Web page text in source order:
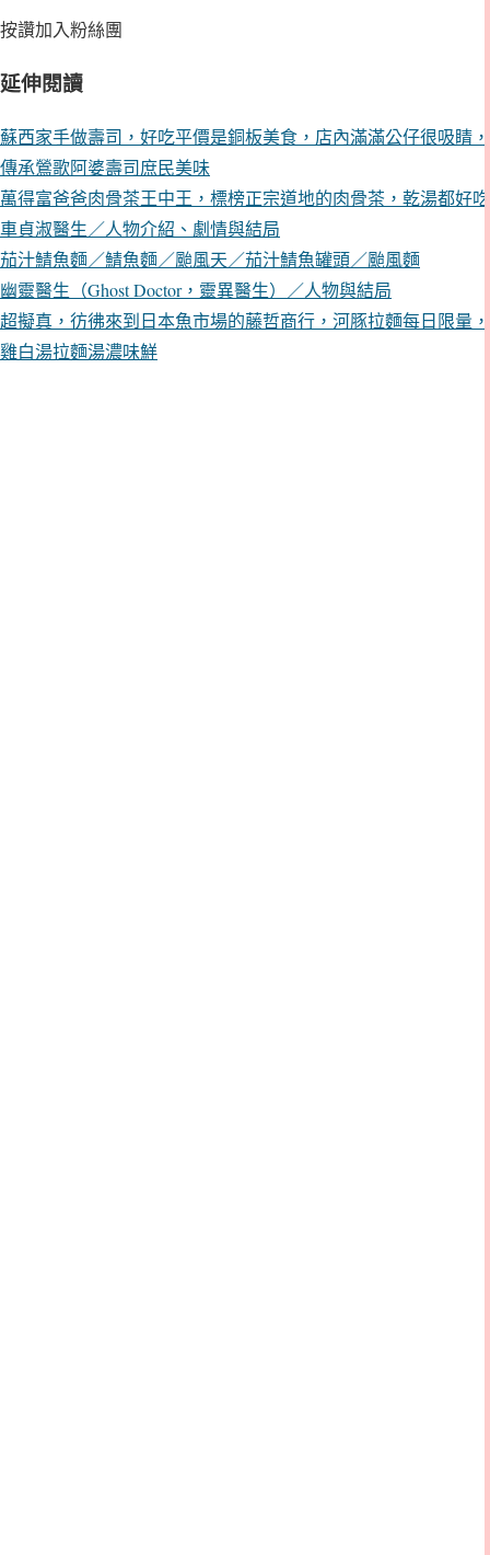
按讚加入粉絲團
延伸閱讀
蘇西家手做壽司，好吃平價是銅板美食，店內滿滿公仔很吸睛，
傳承鶯歌阿婆壽司庶民美味
萬得富爸爸肉骨茶王中王，標榜正宗道地的肉骨茶，乾湯都好吃
車貞淑醫生／人物介紹、劇情與結局
茄汁鯖魚麵／鯖魚麵／颱風天／茄汁鯖魚罐頭／颱風麵
幽靈醫生（Ghost Doctor，靈異醫生）／人物與結局
超擬真，彷彿來到日本魚市場的藤哲商行，河豚拉麵每日限量，
雞白湯拉麵湯濃味鮮